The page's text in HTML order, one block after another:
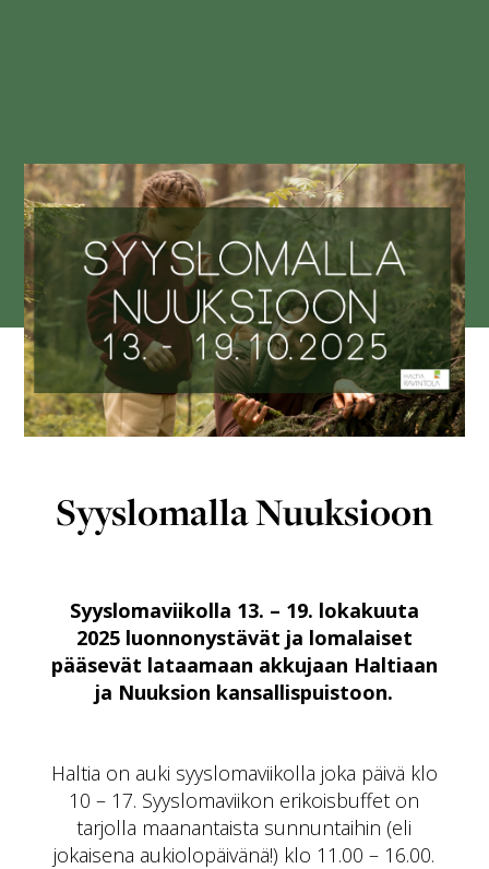
Syyslomalla Nuuksioon
Syyslomaviikolla 13. – 19. lokakuuta
2025 luonnonystävät ja lomalaiset
pääsevät lataamaan akkujaan Haltiaan
ja Nuuksion kansallispuistoon.
Haltia on auki syyslomaviikolla joka päivä klo
10 – 17. Syyslomaviikon erikoisbuffet on
tarjolla maanantaista sunnuntaihin (eli
jokaisena aukiolopäivänä!) klo 11.00 – 16.00.